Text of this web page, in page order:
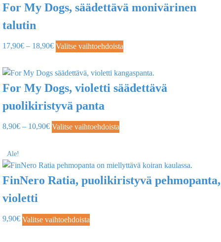
For My Dogs, säädettävä monivärinen
talutin
17,90€ – 18,90€ Valitse vaihtoehdoista
For My Dogs, violetti säädettävä
puolikiristyvä panta
8,90€ – 10,90€ Valitse vaihtoehdoista
Ale!
FinNero Ratia, puolikiristyvä pehmopanta,
violetti
9,90€ Valitse vaihtoehdoista